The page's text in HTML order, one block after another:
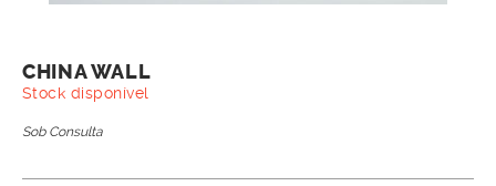
CHINA WALL
Stock disponível
Sob Consulta